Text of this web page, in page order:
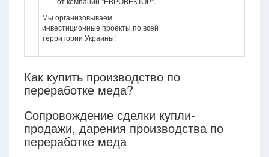
Мы организовываем
инвестиционные проекты по всей
территории Украины!
Как купить производство по
переработке меда?
Сопровождение сделки купли-
продажи, дарения производства по
переработке меда